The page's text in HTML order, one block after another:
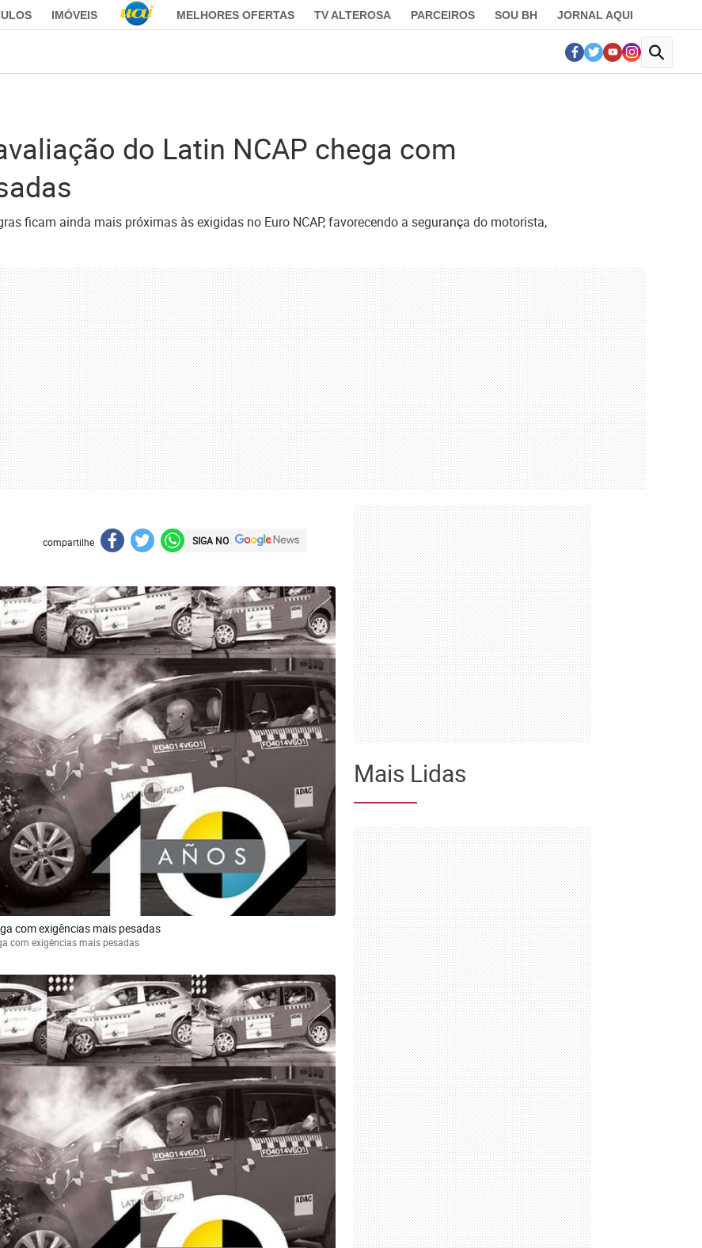
IMÓVEIS MELHORES OFERTAS TV ALTEROSA PARCEIROS SOU BH JORNAL AQUI
do Latin NCAP chega com
ficam ainda mais próximas às exigidas no Euro NCAP, favorecendo a segurança do motorista,
compartilhe SIGA NO
com exigências mais pesadas
com exigências mais pesadas
Mais Lidas